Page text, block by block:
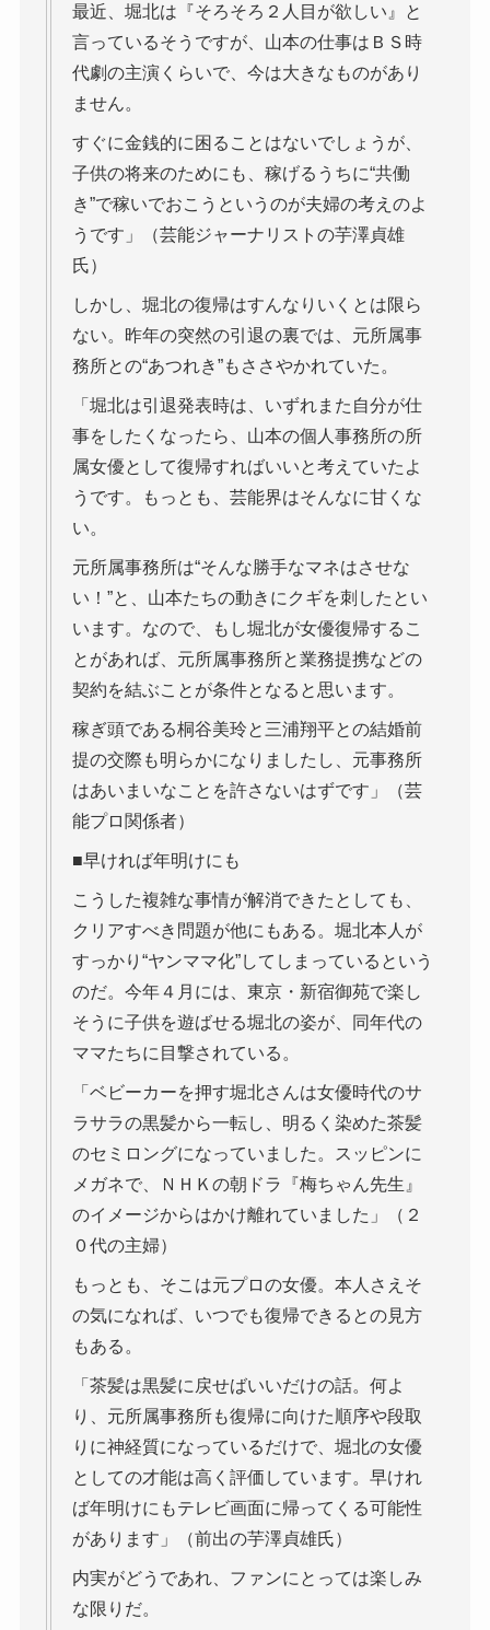
最近、堀北は『そろそろ２人目が欲しい』と
言っているそうですが、山本の仕事はＢＳ時
代劇の主演くらいで、今は大きなものがあり
ません。
すぐに金銭的に困ることはないでしょうが、
子供の将来のためにも、稼げるうちに“共働
き”で稼いでおこうというのが夫婦の考えのよ
うです」（芸能ジャーナリストの芋澤貞雄
氏）
しかし、堀北の復帰はすんなりいくとは限ら
ない。昨年の突然の引退の裏では、元所属事
務所との“あつれき”もささやかれていた。
「堀北は引退発表時は、いずれまた自分が仕
事をしたくなったら、山本の個人事務所の所
属女優として復帰すればいいと考えていたよ
うです。もっとも、芸能界はそんなに甘くな
い。
元所属事務所は“そんな勝手なマネはさせな
い！”と、山本たちの動きにクギを刺したとい
います。なので、もし堀北が女優復帰するこ
とがあれば、元所属事務所と業務提携などの
契約を結ぶことが条件となると思います。
稼ぎ頭である桐谷美玲と三浦翔平との結婚前
提の交際も明らかになりましたし、元事務所
はあいまいなことを許さないはずです」（芸
能プロ関係者）
■早ければ年明けにも
こうした複雑な事情が解消できたとしても、
クリアすべき問題が他にもある。堀北本人が
すっかり“ヤンママ化”してしまっているという
のだ。今年４月には、東京・新宿御苑で楽し
そうに子供を遊ばせる堀北の姿が、同年代の
ママたちに目撃されている。
「ベビーカーを押す堀北さんは女優時代のサ
ラサラの黒髪から一転し、明るく染めた茶髪
のセミロングになっていました。スッピンに
メガネで、ＮＨＫの朝ドラ『梅ちゃん先生』
のイメージからはかけ離れていました」（２
０代の主婦）
もっとも、そこは元プロの女優。本人さえそ
の気になれば、いつでも復帰できるとの見方
もある。
「茶髪は黒髪に戻せばいいだけの話。何よ
り、元所属事務所も復帰に向けた順序や段取
りに神経質になっているだけで、堀北の女優
としての才能は高く評価しています。早けれ
ば年明けにもテレビ画面に帰ってくる可能性
があります」（前出の芋澤貞雄氏）
内実がどうであれ、ファンにとっては楽しみ
な限りだ。